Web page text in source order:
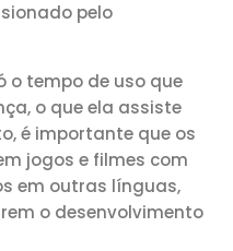
pelo
o tempo de uso que
o que ela assiste
é importante que os
jogos e filmes com
em outras línguas,
o desenvolvimento